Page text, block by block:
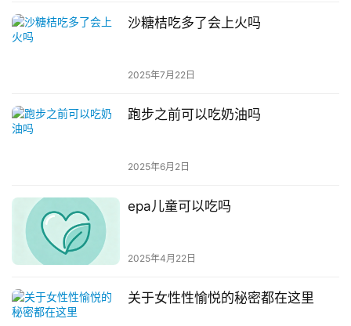
沙糖桔吃多了会上火吗
2025年7月22日
跑步之前可以吃奶油吗
2025年6月2日
epa儿童可以吃吗
2025年4月22日
关于女性性愉悦的秘密都在这里